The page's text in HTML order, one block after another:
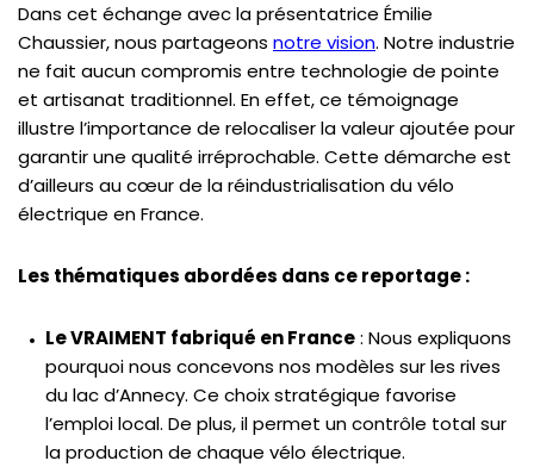
une équipe
Le magazine
Réservez votre essai
Dans cet échange avec la présentatrice Émilie
Chaussier, nous partageons notre vision. Notre industrie
ne fait aucun compromis entre technologie de pointe
et artisanat traditionnel. En effet, ce témoignage
illustre l’importance de relocaliser la valeur ajoutée pour
garantir une qualité irréprochable. Cette démarche est
d’ailleurs au cœur de la réindustrialisation du vélo
électrique en France.
Les thématiques abordées dans ce reportage :
Le VRAIMENT fabriqué en France: Nous expliquons
pourquoi nous concevons nos modèles sur les rives
du lac d’Annecy. Ce choix stratégique favorise
l’emploi local. De plus, il permet un contrôle total sur
la production de chaque vélo électrique.